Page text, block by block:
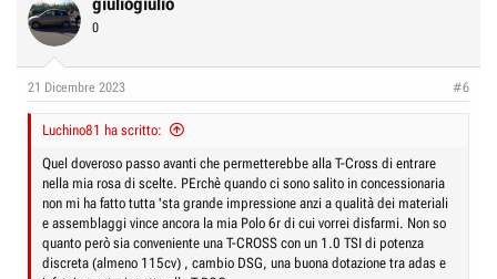
0
21 Dicembre 2023 #6
Luchino81 ha scritto:
Quel doveroso passo avanti che permetterebbe alla T-Cross di entrare
nella mia rosa di scelte. PErchè quando ci sono salito in concessionaria
non mi ha fatto tutta 'sta grande impressione anzi a qualità dei materiali
e assemblaggi vince ancora la mia Polo 6r di cui vorrei disfarmi. Non so
quanto però sia conveniente una T-CROSS con un 1.0 TSI di potenza
discreta (almeno 115cv) , cambio DSG, una buona dotazione tra adas e